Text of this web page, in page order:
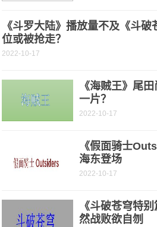
《斗罗大陆》播放量不及《斗
位或被抢走？
2022-10-17
《海贼王》尾
一片？
2022-10-17
《假面骑士
海东登场
2022-10-17
《斗破苍穹特
然战败欲自刎